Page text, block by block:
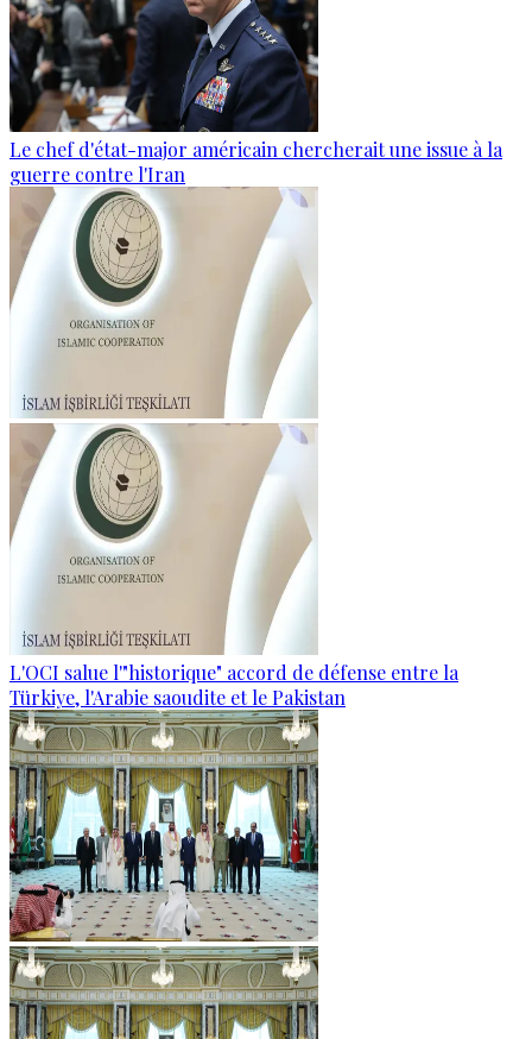
Le chef d'état-major américain chercherait une issue à la
guerre contre l'Iran
L'OCI salue l'"historique" accord de défense entre la
Türkiye, l'Arabie saoudite et le Pakistan